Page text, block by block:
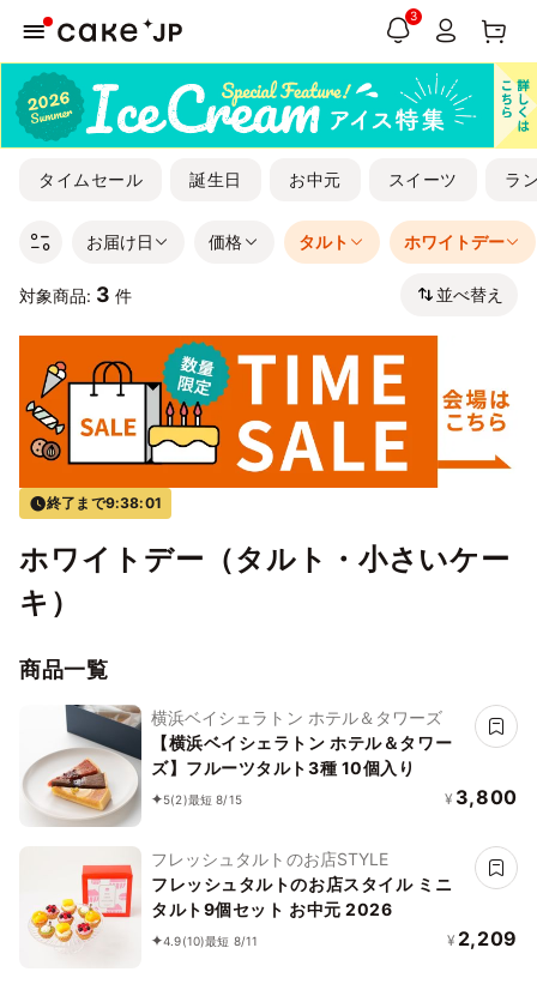
3
タイムセール 誕生日 お中元 スイーツ ラ
お届け日 価格 タルト ホワイトデー
対象商品: 3 件 並べ替え
終了まで9:38:01
ホワイトデー（タルト・小さいケー
キ）
商品一覧
横浜ベイシェラトン ホテル＆タワーズ
【横浜ベイシェラトン ホテル＆タワー
ズ】フルーツタルト3種 10個入り
5(2)最短 8/15 ¥ 3,800
フレッシュタルトのお店STYLE
フレッシュタルトのお店スタイル ミニ
タルト9個セット お中元 2026
4.9(10)最短 8/11 ¥ 2,209